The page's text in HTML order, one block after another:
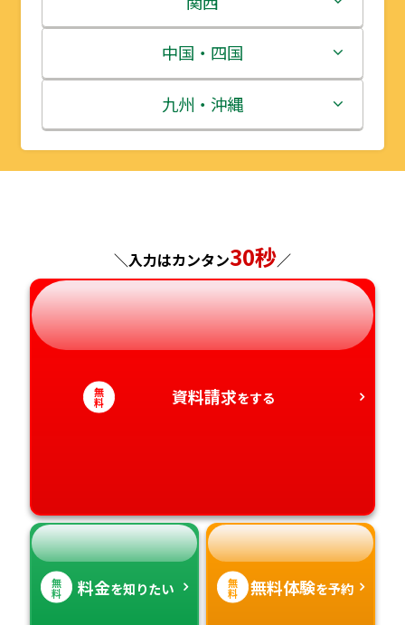
宮城県
秋田県
山形県
群馬県
埼玉県
千葉県
神奈川県
富山県
石川県
福井県
長野県
岐阜県
静岡県
愛知県
三重県
滋賀県
京都府
兵庫県
奈良県
和歌山県
中国・四国
鳥取県
島根県
広島県
山口県
徳島県
香川県
九州・沖縄
福岡県
長崎県
熊本県
大分県
宮崎県
＼入力はカンタン30秒／
無
料 資料請求をする
無
料 料金を知りたい 無
料 無料体験を予約